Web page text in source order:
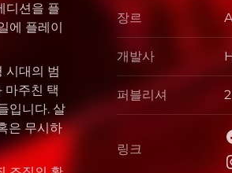
디션을 플
에 플레이
시대의 범
마주친 택
입니다. 살
은 무시하
장르
개발사
퍼블리셔
링크